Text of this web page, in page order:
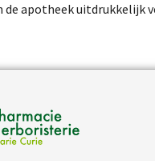
de apotheek uitdrukkelijk